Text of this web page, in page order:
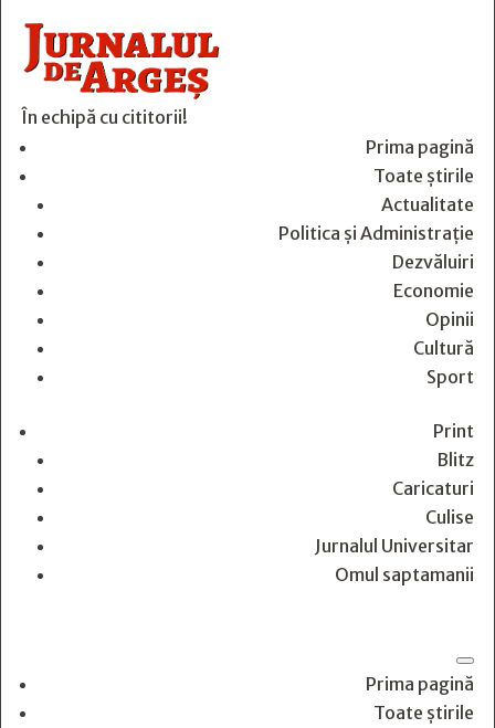
În echipă cu cititorii!
Prima pagină
Toate știrile
Actualitate
Politica și Administrație
Dezvăluiri
Economie
Opinii
Cultură
Sport
Print
Blitz
Caricaturi
Culise
Jurnalul Universitar
Omul saptamanii
Prima pagină
Toate știrile